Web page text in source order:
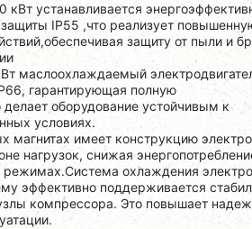
устанавливается
IP55 ,что реализует
защиту от пыли и
маслоохлаждаемый
гарантирующая полную
оборудование устойчивым к
условиях.
имеет конструкцию
нагрузок, снижая
охлаждения
эффективно поддерживается
компрессора. Это повышает